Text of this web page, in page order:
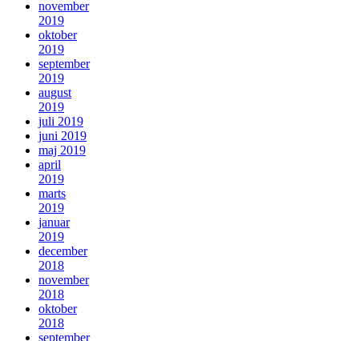
november
2019
oktober
2019
september
2019
august
2019
juli 2019
juni 2019
maj 2019
april
2019
marts
2019
januar
2019
december
2018
november
2018
oktober
2018
september